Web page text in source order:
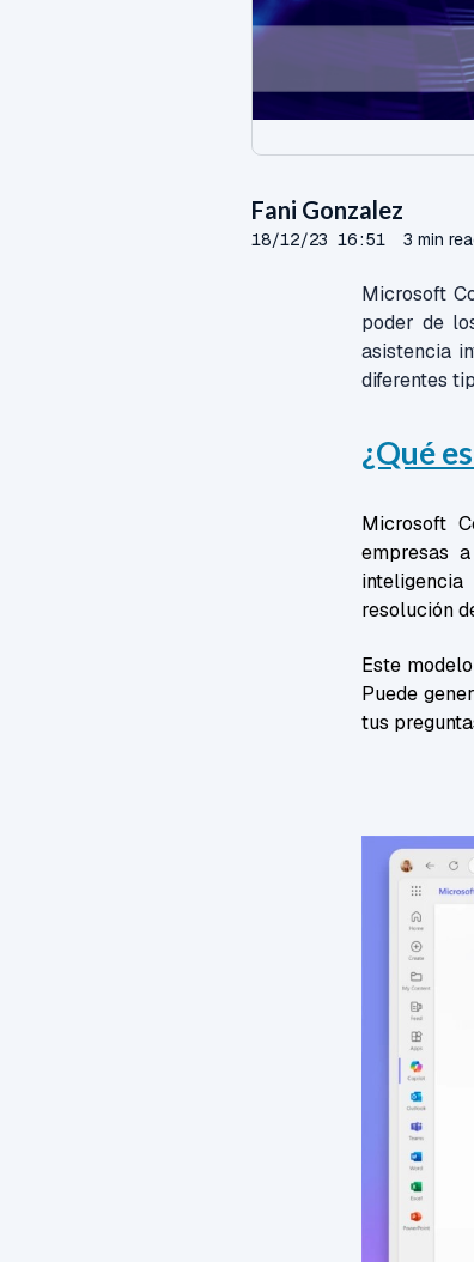
Fani Gonzalez
18/12/23 16:51 3 min
Microsoft
poder de
asistencia
diferentes
¿Qué
Microsoft
empresas
resolución
Este
Puede
tus